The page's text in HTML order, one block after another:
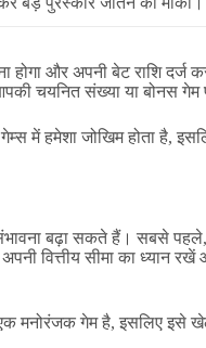
और अपनी बेट राशि दर्ज
चयनित संख्या या बोनस
में हमेशा जोखिम होता है,
संभावना बढ़ा सकते हैं। सबसे
वित्तीय सीमा का ध्यान
मनोरंजक गेम है, इसलिए